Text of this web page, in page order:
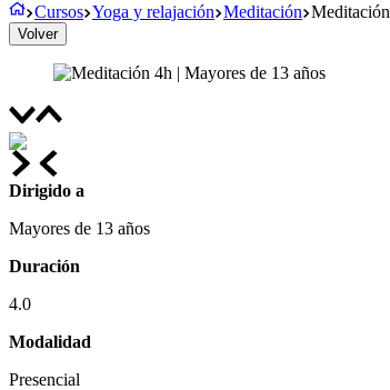
Cursos Yoga y relajación Meditación
Volver
Dirigido a
Mayores de 13 años
Duración
4.0
Modalidad
Presencial